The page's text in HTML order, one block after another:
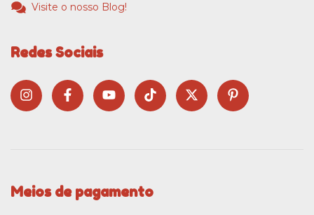
Visite o nosso Blog!
Redes Sociais
Meios de pagamento